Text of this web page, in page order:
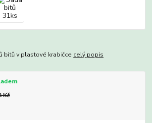
bitů v plastové krabičce celý popis
Kč